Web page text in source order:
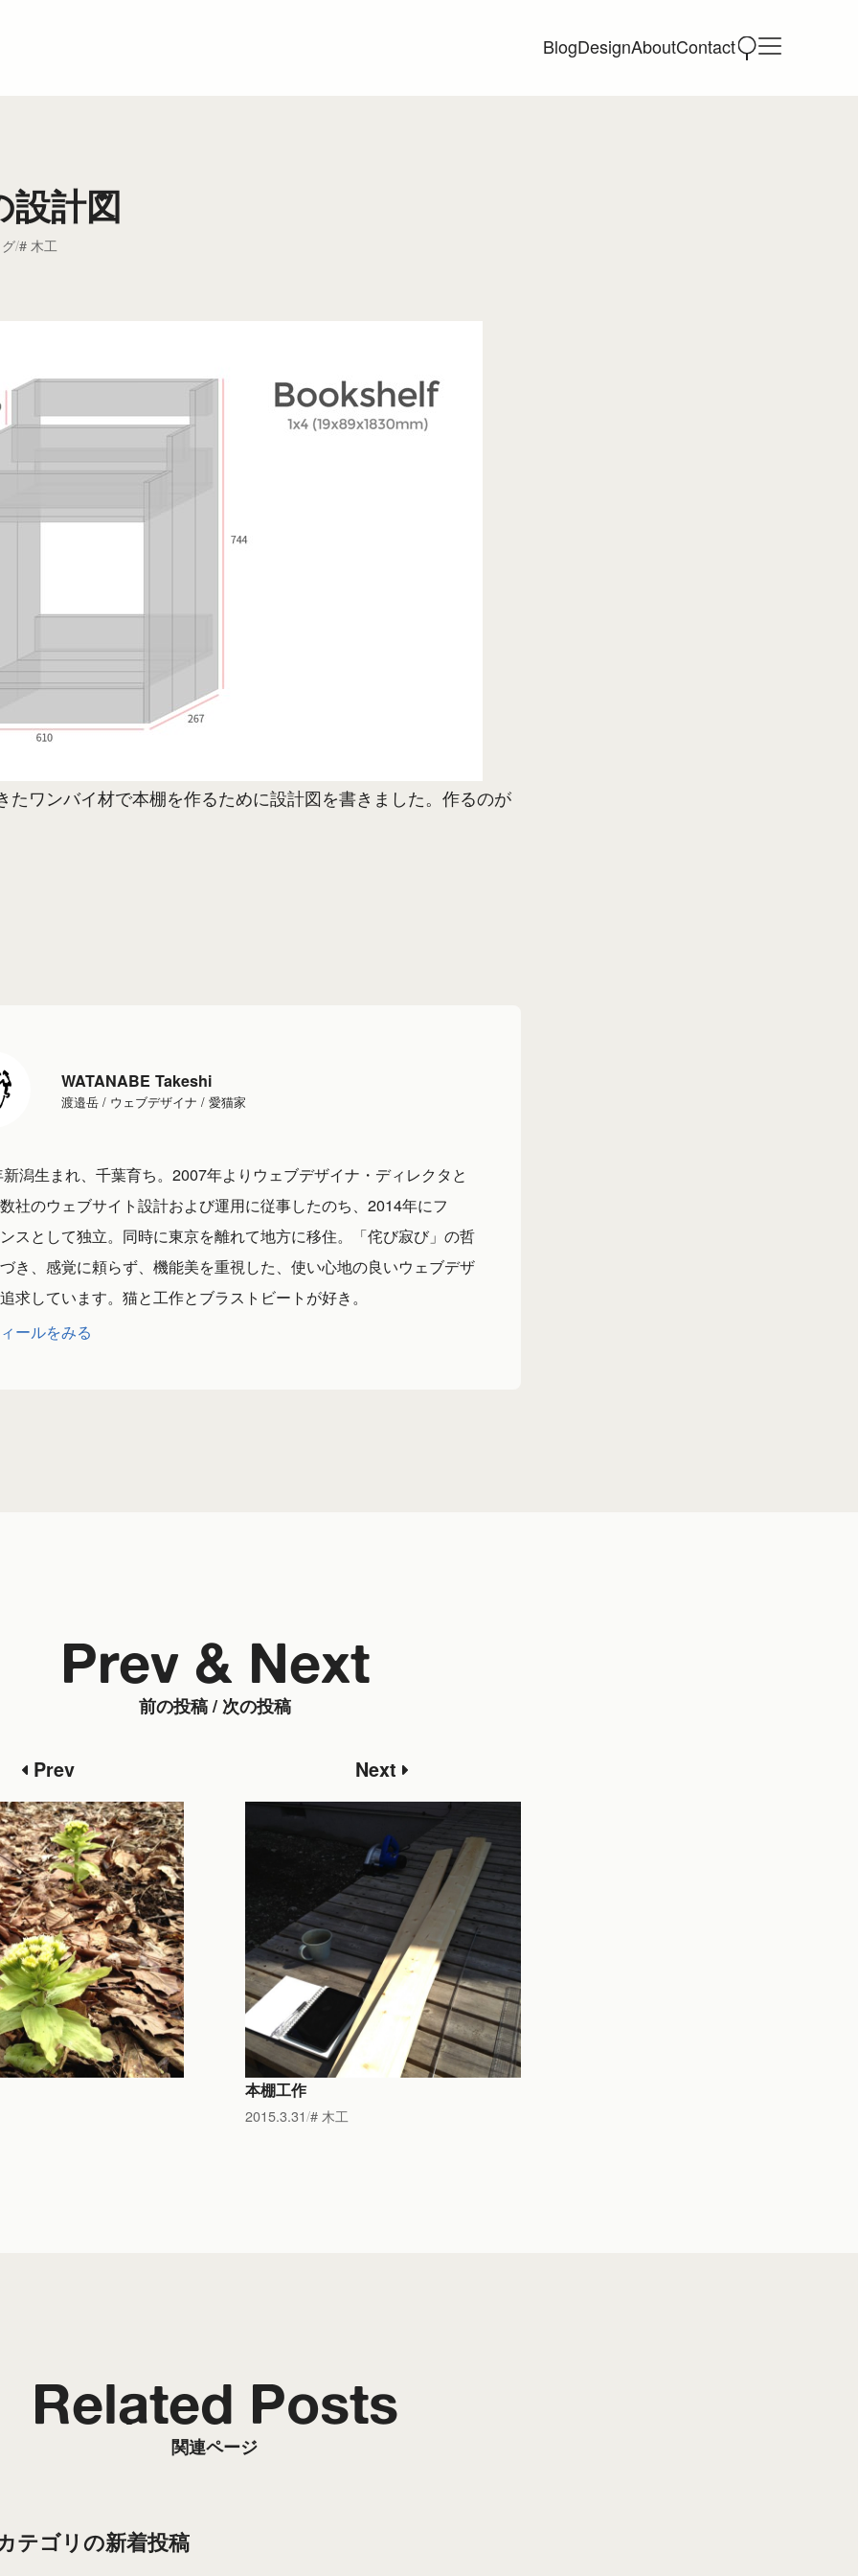
BlogDesignAboutContact
設計図
木工
たワンバイ材で本棚を作るために設計図を書きました。作るのが
WATANABE Takeshi
渡邉岳 / ウェブデザイナ / 愛猫家
潟生まれ、千葉育ち。2007年よりウェブデザイナ・ディレクタと
社のウェブサイト設計および運用に従事したのち、2014年にフ
スとして独立。同時に東京を離れて地方に移住。「侘び寂び」の哲
き、感覚に頼らず、機能美を重視した、使い心地の良いウェブデザ
求しています。猫と工作とブラストビートが好き。
ールをみる
前の投稿 / 次の投稿
Prev & Next
Prev Next
本棚工作
2015.3.31 木工
関連ページ
Related Posts
テゴリの新着投稿